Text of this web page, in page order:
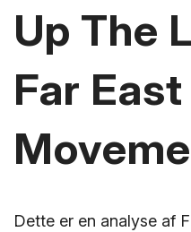
Up The
Far East
Dette er en analyse af